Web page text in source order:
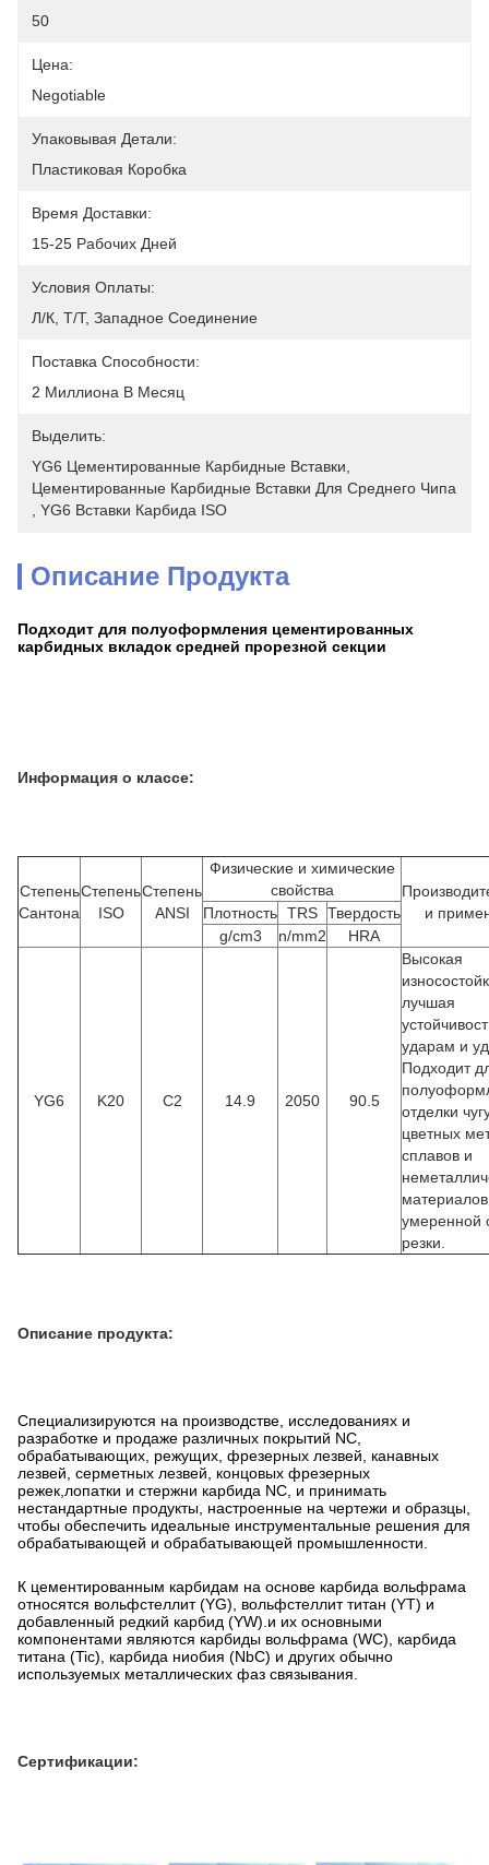
50
Цена:
Negotiable
Упаковывая Детали:
Пластиковая Коробка
Время Доставки:
15-25 Рабочих Дней
Условия Оплаты:
Л/К, Т/Т, Западное Соединение
Поставка Способности:
2 Миллиона В Месяц
Выделить:
YG6 Цементированные Карбидные Вставки
Цементированные Карбидные Вставки Для Среднего Чипа
YG6 Вставки Карбида ISO
Описание Продукта
Подходит для полуоформления цементированных
карбидных вкладок средней прорезной секции
Информация о классе:
Степень
Сантона
Степень
ISO
Степень
ANSI
Физические и химические
свойства
и
Плотность TRS Твердость
g/cm3
n/mm2 HRA
YG6 K20 С2 14.9 2050 90.5
Высокая
лучшая
ударам и
Подходит
отделки
цветных
сплавов и
умеренной
резки.
Описание продукта:
Специализируются на производстве, исследованиях и
разработке и продаже различных покрытий NC,
обрабатывающих, режущих, фрезерных лезвей, канавных
лезвей, серметных лезвей, концовых фрезерных
режек,лопатки и стержни карбида NC, и принимать
нестандартные продукты, настроенные на чертежи и образцы,
чтобы обеспечить идеальные инструментальные решения для
обрабатывающей и обрабатывающей промышленности.
К цементированным карбидам на основе карбида вольфрама
относятся вольфстеллит (YG), вольфстеллит титан (YT) и
добавленный редкий карбид (YW).и их основными
компонентами являются карбиды вольфрама (WC), карбида
титана (Tic), карбида ниобия (NbC) и других обычно
используемых металлических фаз связывания.
Сертификации: